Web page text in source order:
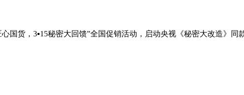
国货，3▪15秘密大回馈”全国促销活动，启动央视《秘密大改造》